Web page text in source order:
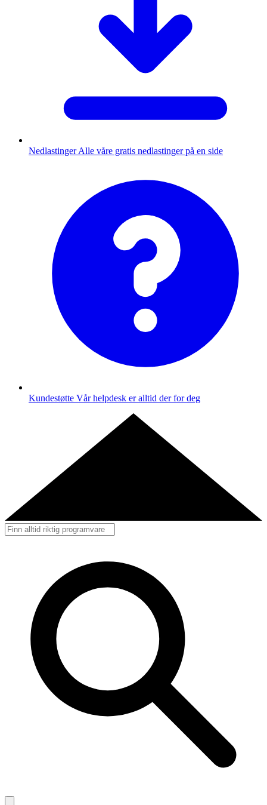
Nedlastinger Alle våre gratis nedlastinger på en side
Kundestøtte Vår helpdesk er alltid der for deg